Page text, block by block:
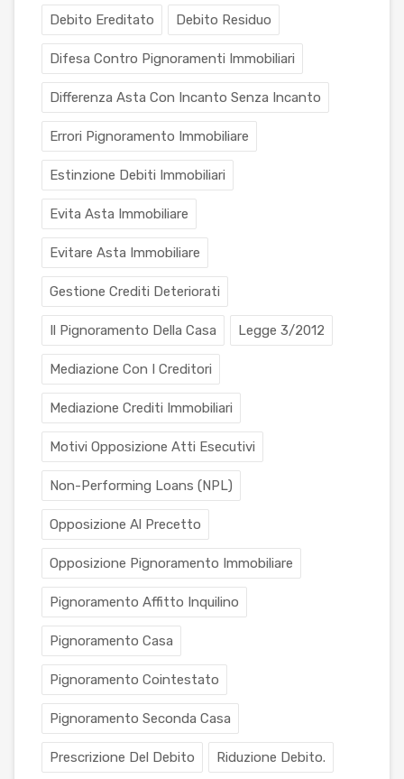
Debito Ereditato Debito Residuo
Difesa Contro Pignoramenti Immobiliari
Differenza Asta Con Incanto Senza Incanto
Errori Pignoramento Immobiliare
Estinzione Debiti Immobiliari
Evita Asta Immobiliare
Evitare Asta Immobiliare
Gestione Crediti Deteriorati
Il Pignoramento Della Casa Legge 3/2012
Mediazione Con I Creditori
Mediazione Crediti Immobiliari
Motivi Opposizione Atti Esecutivi
Non-Performing Loans (NPL)
Opposizione Al Precetto
Opposizione Pignoramento Immobiliare
Pignoramento Affitto Inquilino
Pignoramento Casa
Pignoramento Cointestato
Pignoramento Seconda Casa
Prescrizione Del Debito Riduzione Debito.